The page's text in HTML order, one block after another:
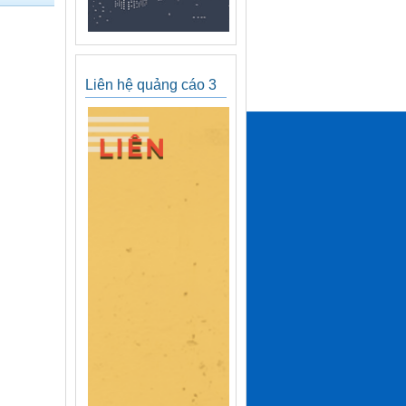
Liên hệ quảng cáo 3